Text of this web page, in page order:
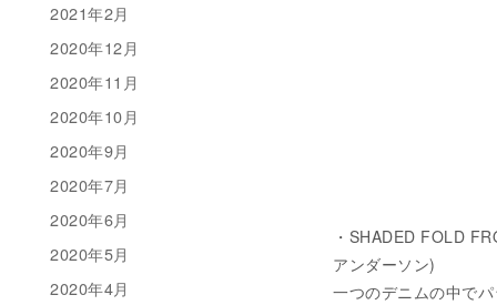
・SHADED FOLD
アンダーソン)
一つのデニムの中で
2021年2月
2020年12月
2020年11月
2020年10月
2020年9月
2020年7月
2020年6月
2020年5月
2020年4月